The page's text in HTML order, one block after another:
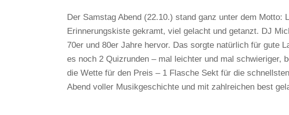
Der Samstag Abend (22.10.) stand ganz unter dem
Erinnerungskiste gekramt, viel gelacht und getanzt. DJ
70er und 80er Jahre hervor. Das sorgte natürlich für gute
es noch 2 Quizrunden – mal leichter und mal schwieriger,
die Wette für den Preis – 1 Flasche Sekt für die
Abend voller Musikgeschichte und mit zahlreichen best